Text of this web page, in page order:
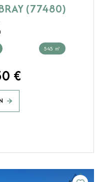
(77480)
545 ㎡
€